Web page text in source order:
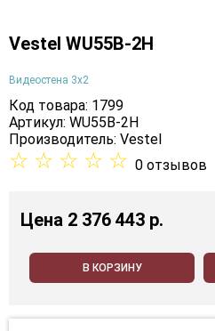
Vestel WU55B-2H
Видеостена 3х2
Код товара: 1799
Артикул: WU55B-2H
Производитель: Vestel
☆ ☆ ☆ ☆ ☆ 0 отзывов
Цена 2 376 443 p.
В КОРЗИНУ